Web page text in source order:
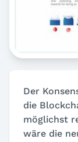
Der
die
möglichst
wäre die